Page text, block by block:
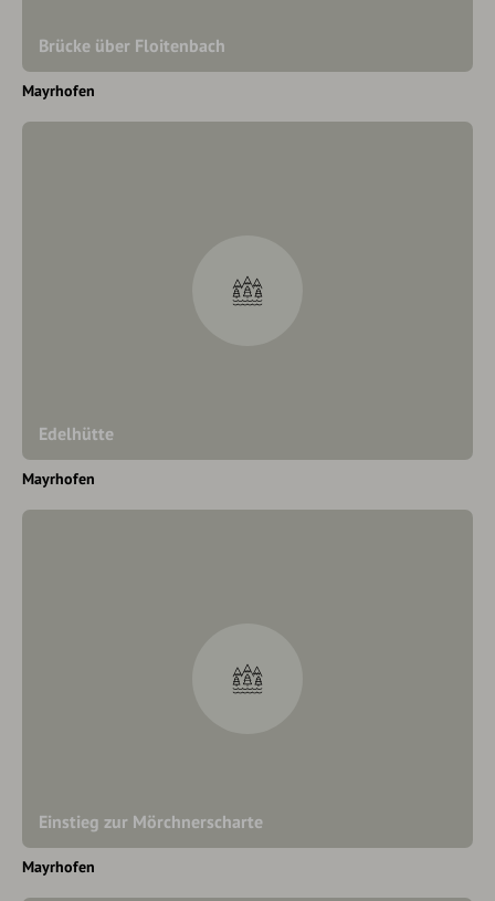
Brücke über Floitenbach
Mayrhofen
Edelhütte
Mayrhofen
Einstieg zur Mörchnerscharte
Mayrhofen